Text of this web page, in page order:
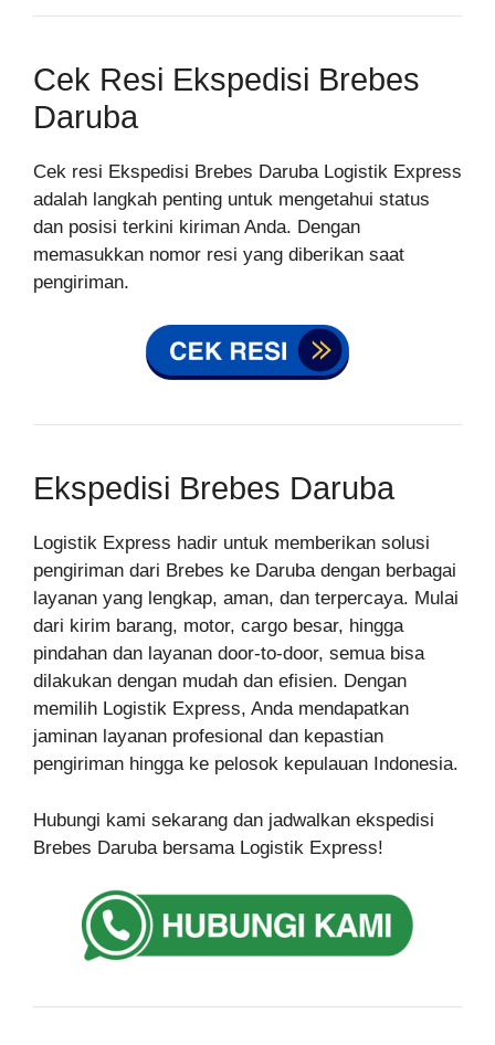
Cek Resi Ekspedisi Brebes
Daruba
Cek resi Ekspedisi Brebes Daruba Logistik Express
adalah langkah penting untuk mengetahui status
dan posisi terkini kiriman Anda. Dengan
memasukkan nomor resi yang diberikan saat
pengiriman.
Ekspedisi Brebes Daruba
Logistik Express hadir untuk memberikan solusi
pengiriman dari Brebes ke Daruba dengan berbagai
layanan yang lengkap, aman, dan terpercaya. Mulai
dari kirim barang, motor, cargo besar, hingga
pindahan dan layanan door-to-door, semua bisa
dilakukan dengan mudah dan efisien. Dengan
memilih Logistik Express, Anda mendapatkan
jaminan layanan profesional dan kepastian
pengiriman hingga ke pelosok kepulauan Indonesia.
Hubungi kami sekarang dan jadwalkan ekspedisi
Brebes Daruba bersama Logistik Express!